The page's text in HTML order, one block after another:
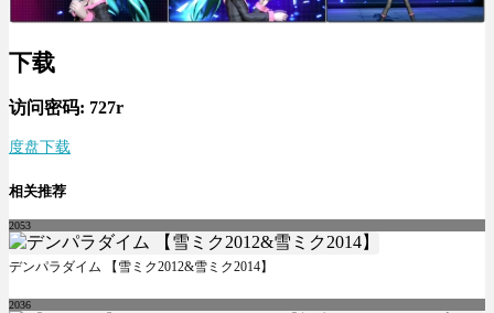
下载
访问密码: 727r
度盘下载
相关推荐
2053
デンパラダイム 【雪ミク2012&雪ミク2014】
2036